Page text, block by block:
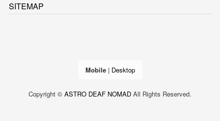
SITEMAP
Mobile| Desktop
Copyright © ASTRO DEAF NOMAD All Rights Reserved.